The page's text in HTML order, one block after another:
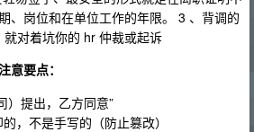
、岗位和在单位工作的年限。 3 、背调的
对着坑你的 hr 仲裁或起诉
意要点：
）提出，乙方同意”
，不是手写的（防止篡改）